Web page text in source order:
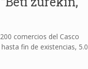
comercios del Casco
fin de existencias,